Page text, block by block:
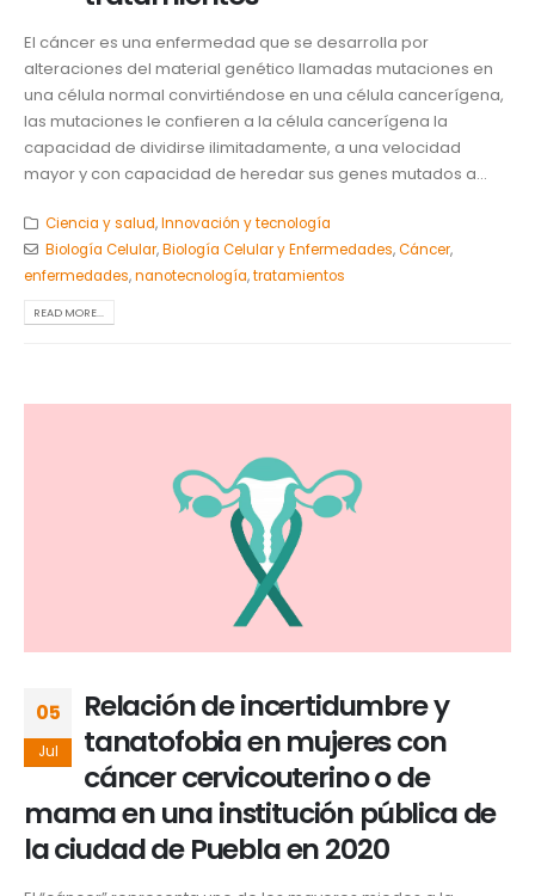
El cáncer es una enfermedad que se desarrolla por
alteraciones del material genético llamadas mutaciones en
una célula normal convirtiéndose en una célula cancerígena,
las mutaciones le confieren a la célula cancerígena la
capacidad de dividirse ilimitadamente, a una velocidad
mayor y con capacidad de heredar sus genes mutados a...
Ciencia y salud,Innovación y tecnología
Biología Celular,Biología Celular y Enfermedades,Cáncer,
enfermedades,nanotecnología,tratamientos
READ MORE...
05
Jul
Relación de incertidumbre y
tanatofobia en mujeres con
cáncer cervicouterino o de
mama en una institución pública de
la ciudad de Puebla en 2020